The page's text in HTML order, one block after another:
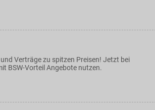
Verträge zu spitzen Preisen! Jetzt bei
BSW-Vorteil Angebote nutzen.